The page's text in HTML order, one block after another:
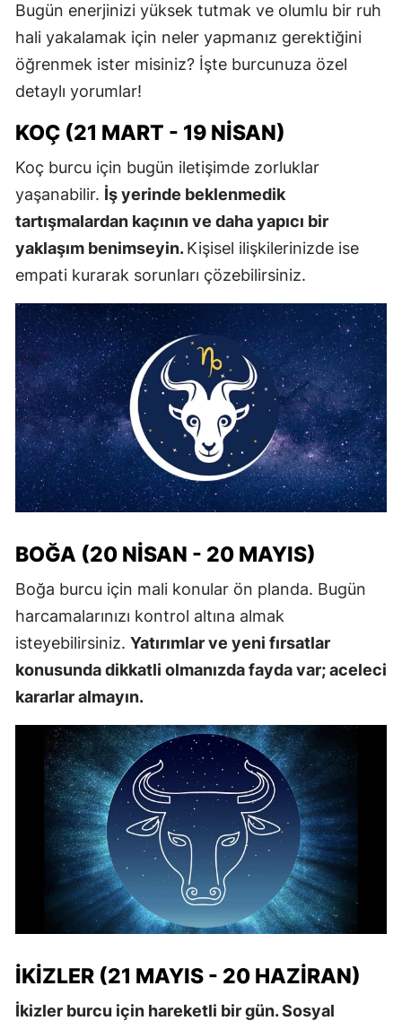
Bugün enerjinizi yüksek tutmak ve olumlu bir ruh
hali yakalamak için neler yapmanız gerektiğini
öğrenmek ister misiniz? İşte burcunuza özel
detaylı yorumlar!
KOÇ (21 MART - 19 NISAN)
Koç burcu için bugün iletişimde zorluklar
yaşanabilir. İş yerinde beklenmedik
tartışmalardan kaçının ve daha yapıcı bir
yaklaşım benimseyin.Kişisel ilişkilerinizde ise
empati kurarak sorunları çözebilirsiniz.
BOĞA (20 NISAN - 20 MAYIS)
Boğa burcu için mali konular ön planda. Bugün
harcamalarınızı kontrol altına almak
isteyebilirsiniz. Yatırımlar ve yeni fırsatlar
konusunda dikkatli olmanızda fayda var; aceleci
kararlar almayın.
İKIZLER (21 MAYIS - 20 HAZIRAN)
İkizler burcu için hareketli bir gün. Sosyal